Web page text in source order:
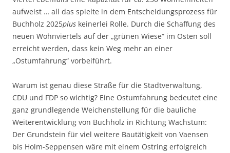
aufweist … all das spielte in dem Entscheidungsprozess für
Buchholz 2025plus keinerlei Rolle. Durch die Schaffung des
neuen Wohnviertels auf der „grünen Wiese“ im Osten soll
erreicht werden, dass kein Weg mehr an einer
„Ostumfahrung“ vorbeiführt.
Warum ist genau diese Straße für die Stadtverwaltung,
CDU und FDP so wichtig? Eine Ostumfahrung bedeutet eine
ganz grundlegende Weichenstellung für die bauliche
Weiterentwicklung von Buchholz in Richtung Wachstum:
Der Grundstein für viel weitere Bautätigkeit von Vaensen
bis Holm-Seppensen wäre mit einem Ostring erfolgreich